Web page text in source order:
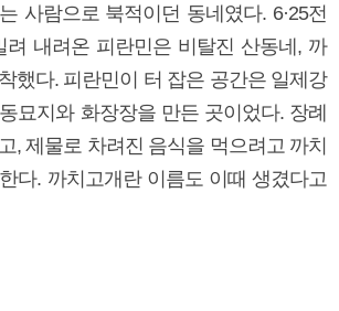
사람으로 북적이던 동네였다. 6·25전
려 내려온 피란민은 비탈진 산동네, 까
했다. 피란민이 터 잡은 공간은 일제강
묘지와 화장장을 만든 곳이었다. 장례
, 제물로 차려진 음식을 먹으려고 까치
다. 까치고개란 이름도 이때 생겼다고